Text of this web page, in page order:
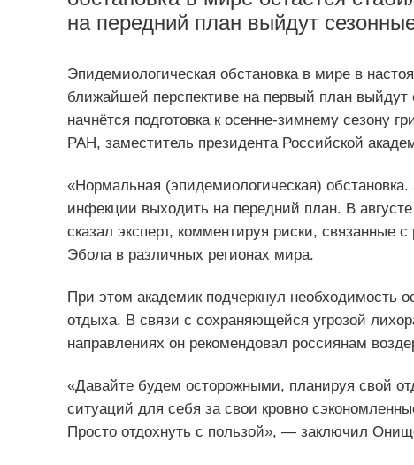
на передний план выйдут
Эпидемиологическая обстановка в мире в
ближайшей перспективе на первый план
начнётся подготовка к осенне-зимнему сезону
РАН, заместитель президента Российской
«Нормальная (эпидемиологическая)
инфекции выходить на передний план. В
сказал эксперт, комментируя риски, связанные
Эбола в различных регионах мира.
При этом академик подчеркнул необходимость
отдыха. В связи с сохраняющейся угрозой
направлениях он рекомендовал россиянам
«Давайте будем осторожными, планируя свой
ситуаций для себя за свои кровно
Просто отдохнуть с пользой», — заключил